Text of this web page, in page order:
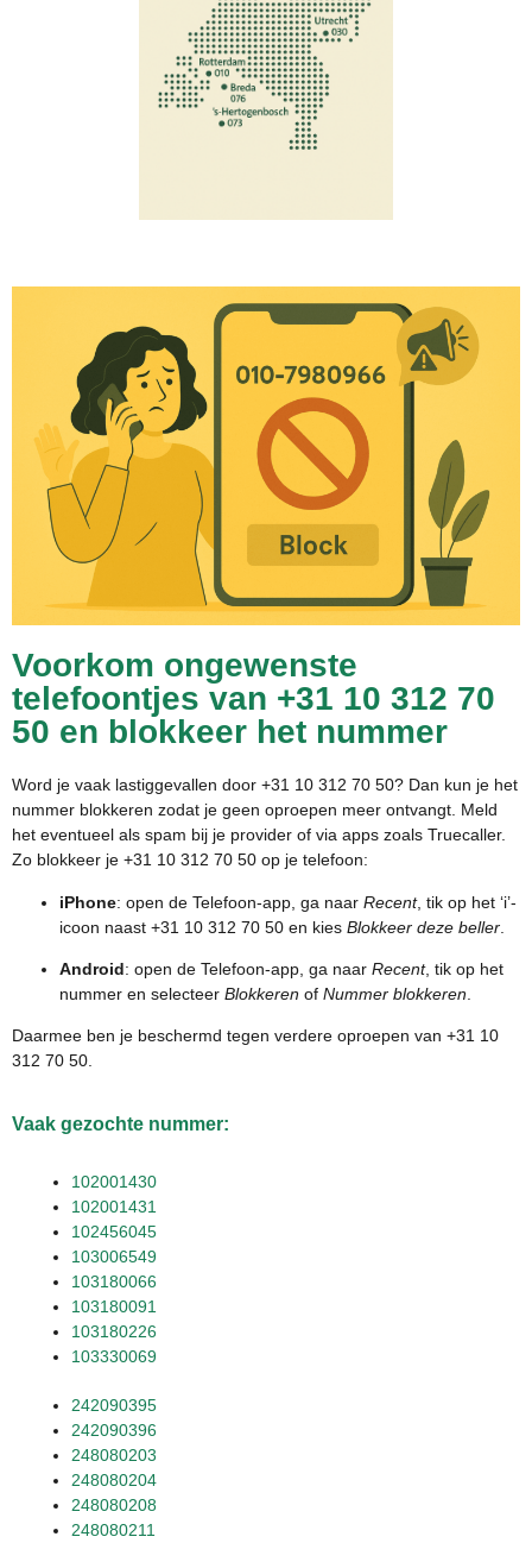
Voorkom ongewenste
telefoontjes van +31 10 312 70
50 en blokkeer het nummer
Word je vaak lastiggevallen door +31 10 312 70 50? Dan kun je het
nummer blokkeren zodat je geen oproepen meer ontvangt. Meld
het eventueel als spam bij je provider of via apps zoals Truecaller.
Zo blokkeer je +31 10 312 70 50 op je telefoon:
iPhone: open de Telefoon-app, ga naar Recent, tik op het ‘i’-
icoon naast +31 10 312 70 50 en kies Blokkeer deze beller
Android: open de Telefoon-app, ga naar Recent, tik op het
nummer en selecteer Blokkeren of Nummer blokkeren
Daarmee ben je beschermd tegen verdere oproepen van +31 10
312 70 50.
Vaak gezochte nummer:
102001430
102001431
102456045
103006549
103180066
103180091
103180226
103330069
242090395
242090396
248080203
248080204
248080208
248080211